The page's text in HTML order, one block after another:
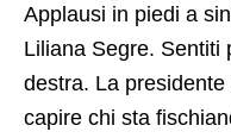
Applausi in piedi a
Liliana Segre. Sentiti
destra. La
capire chi sta